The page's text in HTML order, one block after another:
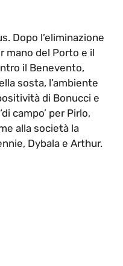
Dopo l’eliminazione
mano del Porto e il
il Benevento,
sosta, l’ambiente
di Bonucci e
campo’ per Pirlo,
alla società la
Dybala e Arthur.